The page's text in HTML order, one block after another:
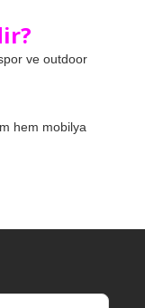
ve outdoor
hem mobilya